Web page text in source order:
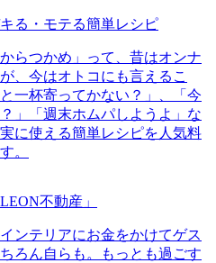
る・モテる簡単レシピ
らつかめ」って、昔はオンナ
、今はオトコにも言えるこ
一杯寄ってかない？」、「今
」「週末ホムパしようよ」な
に使える簡単レシピを人気料
。
不動産」
ンテリアにお金をかけてゲス
ろん自らも。もっとも過ごす